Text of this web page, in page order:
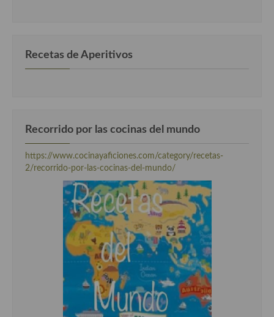
Recetas de Aperitivos
Recorrido por las cocinas del mundo
https://www.cocinayaficiones.com/category/recetas-
2/recorrido-por-las-cocinas-del-mundo/